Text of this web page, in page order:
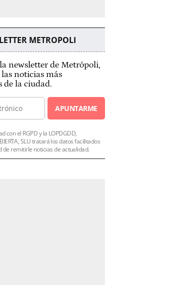
METROPOLI
newsletter de Metrópoli,
noticias más
de la ciudad.
APUNTARME
con el RGPD y la LOPDGDD,
SLU tratará los datos facilitados
de remitirle noticias de actualidad.